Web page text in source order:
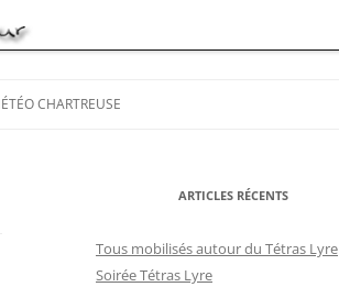
CHARTREUSE
ARTICLES RÉCENTS
Tous mobilisés autour du Tétras Lyre
Soirée Tétras Lyre